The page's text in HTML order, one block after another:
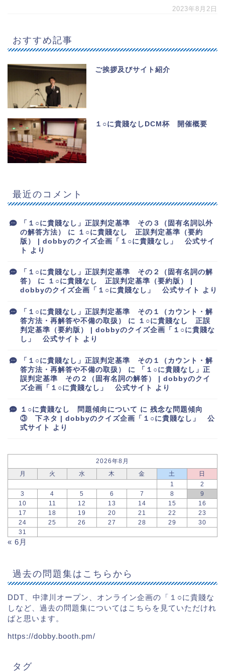
2023年8月2日
おすすめ記事
ご挨拶及びサイト紹介
１○に貴賤なしDCM杯 開催概要
最近のコメント
「１○に貴賤なし」正誤判定基準 その３（固有名詞以外
の解答方法）
に
１○に貴賤なし 正誤判定基準（要約
版） | dobbyのクイズ企画「１○に貴賤なし」 公式サイ
ト
より
「１○に貴賤なし」正誤判定基準 その２（固有名詞の解
答）
に
１○に貴賤なし 正誤判定基準（要約版） |
dobbyのクイズ企画「１○に貴賤なし」 公式サイト
より
「１○に貴賤なし」正誤判定基準 その１（カウント・解
答方法・再解答や不備の取扱）
に
１○に貴賤なし 正誤
判定基準（要約版） | dobbyのクイズ企画「１○に貴賤な
し」 公式サイト
より
「１○に貴賤なし」正誤判定基準 その１（カウント・解
答方法・再解答や不備の取扱）
に
「１○に貴賤なし」正
誤判定基準 その２（固有名詞の解答） | dobbyのクイ
ズ企画「１○に貴賤なし」 公式サイト
より
１○に貴賤なし 問題傾向について に 残念な問題傾向
③ 下ネタ | dobbyのクイズ企画「１○に貴賤なし」 公
式サイト
より
2026年8月
月
火 水 木 金 土
日
1
2
3
4 5 6 7 8
9
10
11 12 13 14 15
16
17
18 19 20 21 22
23
24
25 26 27 28 29
30
31
« 6月
過去の問題集はこちらから
DDT、中津川オープン、オンライン企画の「１○に貴賤な
しなど、過去の問題集についてはこちらを見ていただけれ
ばと思います。
https://dobby.booth.pm/
タグ